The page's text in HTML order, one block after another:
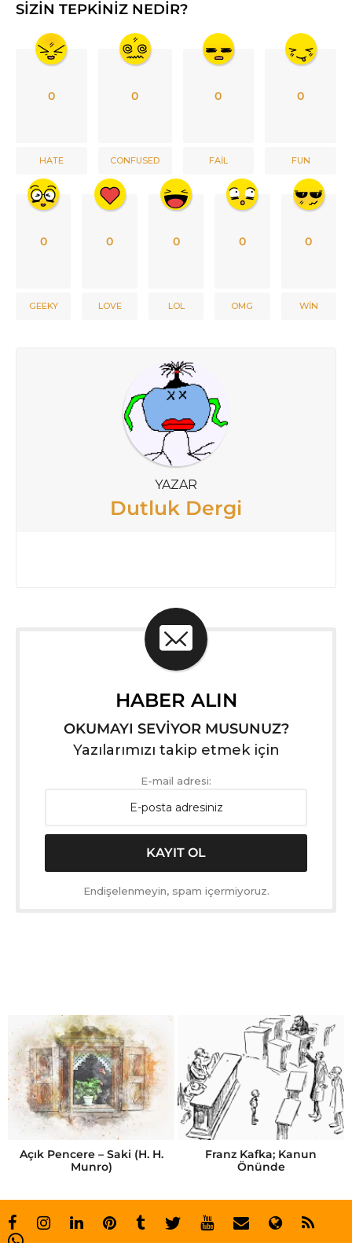
SIZIN TEPKINIZ NEDIR?
0
HATE
0
CONFUSED
0
FAIL
0
FUN
0
GEEKY
0
LOVE
0
LOL
0
OMG
0
WIN
YAZAR
Dutluk Dergi
HABER ALIN
OKUMAYI SEVİYOR MUSUNUZ?
Yazılarımızı takip etmek için
E-mail adresi:
Endişelenmeyin, spam içermiyoruz.
Açık Pencere – Saki (H. H.
Munro)
Franz Kafka; Kanun
Önünde